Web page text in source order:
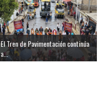
El Tren de Pavimentación continúa
a...